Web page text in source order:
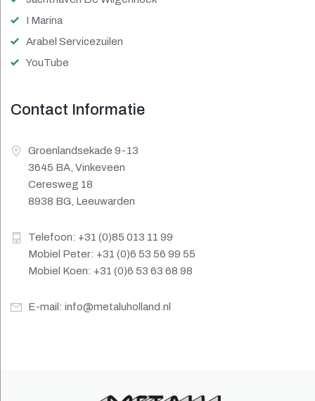
I Marina
Arabel Servicezuilen
YouTube
Contact Informatie
Groenlandsekade 9-13
3645 BA, Vinkeveen
Ceresweg 18
8938 BG, Leeuwarden
Telefoon: +31 (0)85 013 11 99
Mobiel Peter: +31 (0)6 53 56 99 55
Mobiel Koen: +31 (0)6 53 63 68 98
E-mail: info@metaluholland.nl